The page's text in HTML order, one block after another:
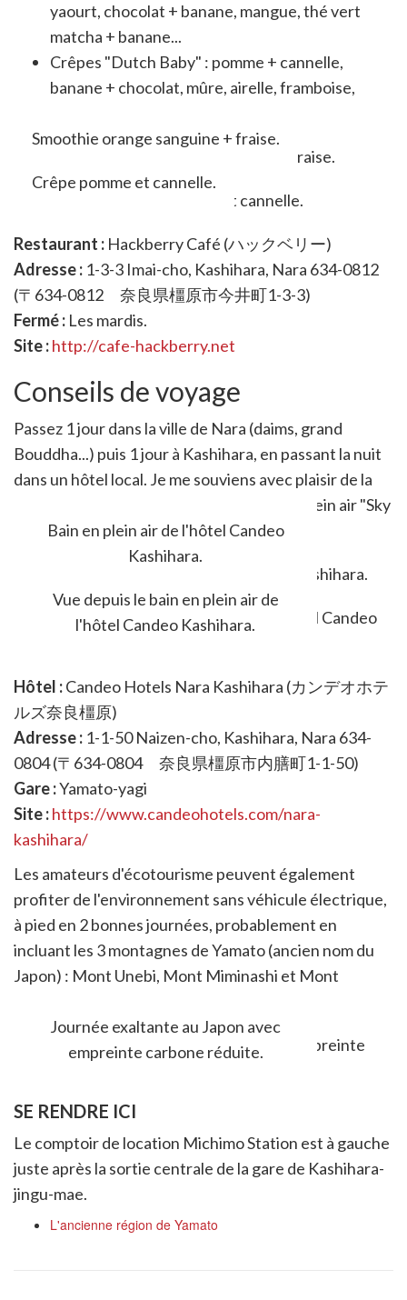
yaourt, chocolat + banane, mangue, thé vert
matcha + banane...
Crêpes "Dutch Baby" : pomme + cannelle,
banane + chocolat, mûre, airelle, framboise,
Smoothie orange sanguine + fraise.
Crêpe pomme et cannelle.
Restaurant : Hackberry Café (ハックベリー)
Adresse : 1-3-3 Imai-cho, Kashihara, Nara 634-0812
(〒634-0812 奈良県橿原市今井町1-3-3)
Fermé : Les mardis.
Site :http://cafe-hackberry.net
Conseils de voyage
Passez 1 jour dans la ville de Nara (daims, grand
Bouddha...) puis 1 jour à Kashihara, en passant la nuit
dans un hôtel local. Je me souviens avec plaisir de la
magnifique vue urbaine depuis le bain en plein air "Sky
Spa" de l'hôtel Candeo Nara Kashihara.
Bain en plein air de l'hôtel Candeo
Kashihara.
Vue depuis le bain en plein air de
l'hôtel Candeo Kashihara.
Hôtel :Candeo Hotels Nara Kashihara (カンデオホテ
ルズ奈良橿原)
Adresse : 1-1-50 Naizen-cho, Kashihara, Nara 634-
0804 (〒634-0804 奈良県橿原市内膳町1-1-50)
Gare :Yamato-yagi
Site :https://www.candeohotels.com/nara-
kashihara/
Les amateurs d'écotourisme peuvent également
profiter de l'environnement sans véhicule électrique,
à pied en 2 bonnes journées, probablement en
incluant les 3 montagnes de Yamato (ancien nom du
Japon) : Mont Unebi, Mont Miminashi et Mont
Journée exaltante au Japon avec
empreinte carbone réduite.
SE RENDRE ICI
Le comptoir de location Michimo Station est à gauche
juste après la sortie centrale de la gare de Kashihara-
jingu-mae.
L'ancienne région de Yamato